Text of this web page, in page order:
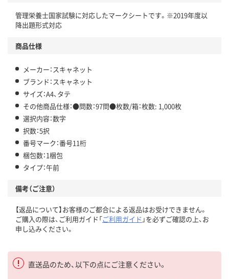
管理栄養士国家試験に対応したマークシートです。※2019年度以
降出題形式対応
商品仕様
メーカー：スキャネット
ブランド：スキャネット
サイズ：A4、タテ
その他商品仕様：●問数：97問●枚数/箱：枚数: 1,000枚
選択内容：数字
択数：5択
番号マーク：番号11桁
梱包数：1梱包
タイプ：午前
備考（ご注意）
【返品について】お客様のご都合による返品はお受けできません。
ご購入の際は、ご利用ガイド「ご利用ガイド 」を必ずご確認の上、お
申し込みください。
直送品のため、以下の点にご注意ください。